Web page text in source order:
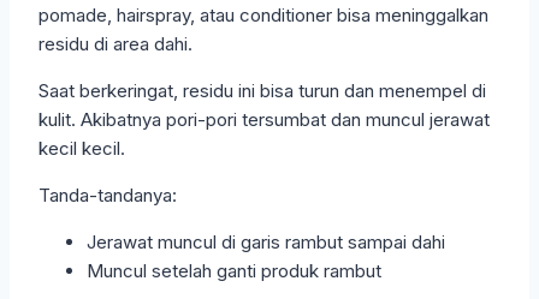
pomade, hairspray, atau conditioner bisa meninggalkan
residu di area dahi.
Saat berkeringat, residu ini bisa turun dan menempel di
kulit. Akibatnya pori-pori tersumbat dan muncul jerawat
kecil kecil.
Tanda-tandanya:
Jerawat muncul di garis rambut sampai dahi
Muncul setelah ganti produk rambut